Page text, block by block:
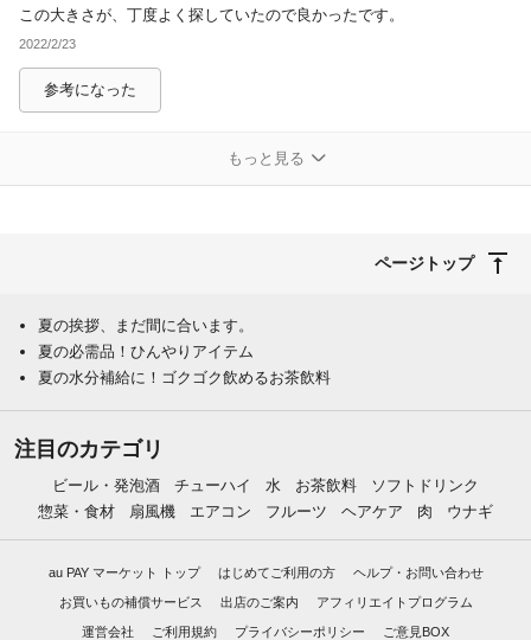
この大きさが、丁度よく探していたので良かったです。
2022/2/23
参考になった
もっと見る
ページトップ
夏の挨拶、まだ間に合います。
夏の必需品！ひんやりアイテム
夏の水分補給に！ゴクゴク飲めるお茶飲料
注目のカテゴリ
ビール・発泡酒 チューハイ 水 お茶飲料
ソフトドリンク
惣菜・食材
扇風機 エアコン フルーツ ヘアケア 肉 ウナギ
au PAY マーケット トップ はじめてご利用の方 ヘルプ・お問い合わせ
お買いもの補償サービス 出店のご案内 アフィリエイトプログラム
運営会社 ご利用規約 プライバシーポリシー ご意見BOX